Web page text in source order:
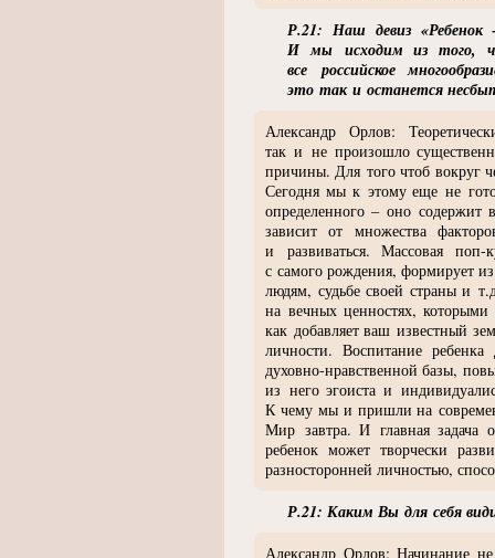
Р.21: Наш девиз «
И мы исходим из того,
все российское
это так и останется
Александр Орлов:
так и не произошло
причины. Для того чтоб вокруг
Сегодня мы к этому еще не
определенного – оно содержит
зависит от множества
и развиваться. Массовая поп-
с самого рождения, формирует
людям, судьбе своей страны и
на вечных ценностях,
как добавляет ваш известный
личности. Воспитание
духовно-нравственной базы,
из него эгоиста и
К чему мы и пришли на
Мир завтра. И главная задача
ребенок может творчески
разносторонней личностью,
Р.21: Каким Вы для себя
Александр Орлов: Начинание